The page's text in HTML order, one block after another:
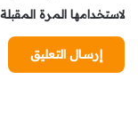
لاستخدامها المرة